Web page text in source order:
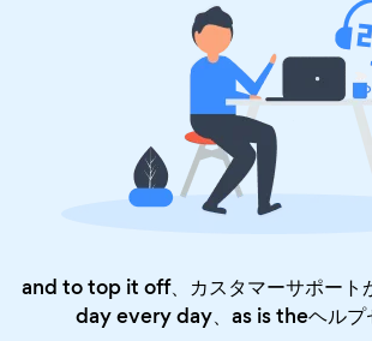
and to top it off、カスタマーサポート
day every day、as is theヘルプ